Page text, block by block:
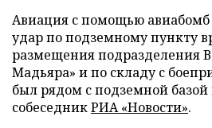
Авиация с помощью
удар по подземному пункту
размещения подразделения
Мадьяра» и по складу с
был рядом с подземной базой
собеседникРИА «Новости».